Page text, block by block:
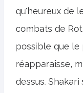
qu'heureux de
combats de
possible que le
réapparaisse,
dessus.